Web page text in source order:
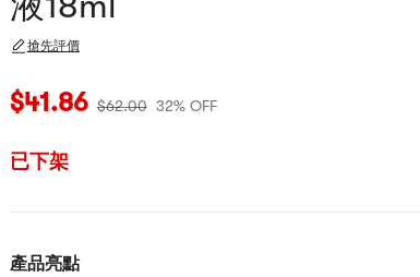
搶先評價
當前價格：$41.86
$41.86 $62.00 32% OFF
已下架
產品亮點